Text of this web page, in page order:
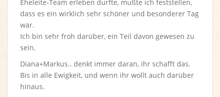
Eheleite-Team erleben durfte, mußte ich feststellen,
dass es ein wirklich sehr schöner und besonderer Tag
war.
Ich bin sehr froh darüber, ein Teil davon gewesen zu
sein.
Diana+Markus.. denkt immer daran, ihr schafft das.
Bis in alle Ewigkeit, und wenn ihr wollt auch darüber
hinaus.